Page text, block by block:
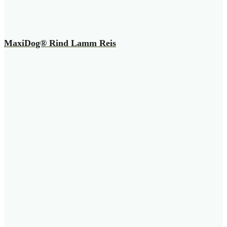
MaxiDog® Rind Lamm Reis